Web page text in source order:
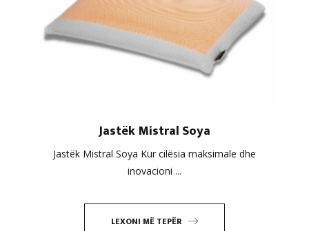
Jastëk Mistral Soya
Jastëk Mistral Soya Kur cilësia maksimale dhe
inovacioni ...
LEXONI MË TEPËR